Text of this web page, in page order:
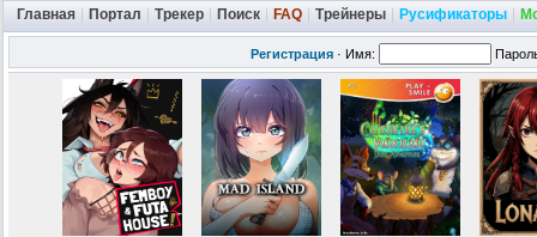
Главная Портал Трекер Поиск FAQ Трейнеры Русификаторы
Регистрация · Имя: